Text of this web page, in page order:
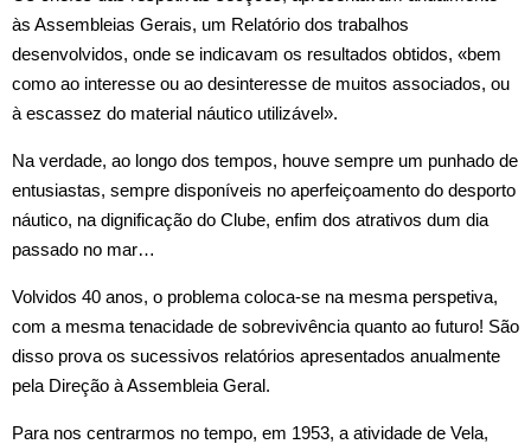
às Assembleias Gerais, um Relatório dos trabalhos
desenvolvidos, onde se indicavam os resultados obtidos, «bem
como ao interesse ou ao desinteresse de muitos associados, ou
à escassez do material náutico utilizável».
Na verdade, ao longo dos tempos, houve sempre um punhado de
entusiastas, sempre disponíveis no aperfeiçoamento do desporto
náutico, na dignificação do Clube, enfim dos atrativos dum dia
passado no mar…
Volvidos 40 anos, o problema coloca‑se na mesma perspetiva,
com a mesma tenacidade de sobrevivência quanto ao futuro! São
disso prova os sucessivos relatórios apresentados anualmente
pela Direção à Assembleia Geral.
Para nos centrarmos no tempo, em 1953, a atividade de Vela,